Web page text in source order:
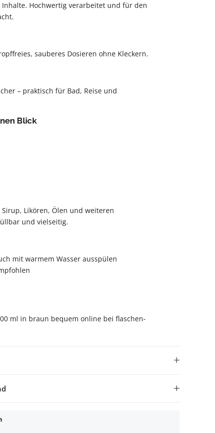
Hochwertig verarbeitet und für den
sauberes Dosieren ohne Kleckern.
– praktisch für Bad, Reise und
Blick
Likören, Ölen und weiteren
und vielseitig.
mit warmem Wasser ausspülen
ml in braun bequem online bei flaschen-